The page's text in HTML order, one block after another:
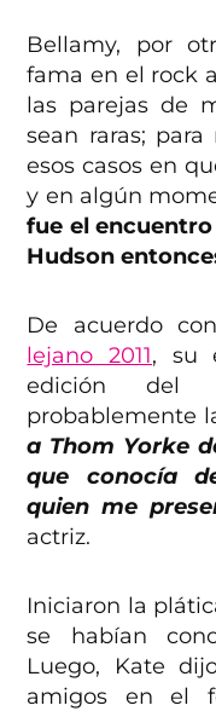
Bellamy, por
fama en el rock
las parejas de
sean raras;
esos casos en
y en algún
fue el
Hudson
De acuerdo
lejano 2011, su
edición del
probablemente
a Thom Yorke
que conocía
quien me
actriz.
Iniciaron la
se habían
Luego, Kate
amigos en el